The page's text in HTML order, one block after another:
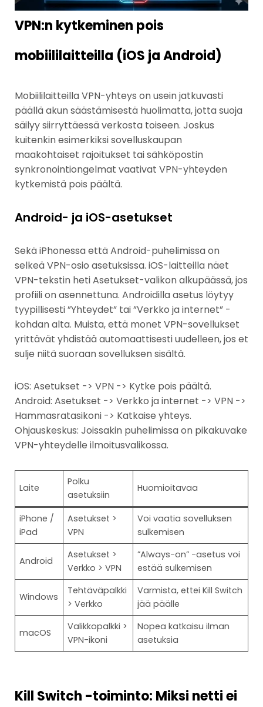
VPN:n kytkeminen pois
mobiililaitteilla (iOS ja Android)
Mobiililaitteilla VPN-yhteys on usein jatkuvasti
päällä akun säästämisestä huolimatta, jotta suoja
säilyy siirryttäessä verkosta toiseen. Joskus
kuitenkin esimerkiksi sovelluskaupan
maakohtaiset rajoitukset tai sähköpostin
synkronointiongelmat vaativat VPN-yhteyden
kytkemistä pois päältä.
Android- ja iOS-asetukset
Sekä iPhonessa että Android-puhelimissa on
selkeä VPN-osio asetuksissa. iOS-laitteilla näet
VPN-tekstin heti Asetukset-valikon alkupäässä, jos
profiili on asennettuna. Androidilla asetus löytyy
tyypillisesti ”Yhteydet” tai ”Verkko ja internet” -
kohdan alta. Muista, että monet VPN-sovellukset
yrittävät yhdistää automaattisesti uudelleen, jos et
sulje niitä suoraan sovelluksen sisältä.
iOS: Asetukset -> VPN -> Kytke pois päältä.
Android: Asetukset -> Verkko ja internet -> VPN ->
Hammasratasikoni -> Katkaise yhteys.
Ohjauskeskus: Joissakin puhelimissa on pikakuvake
VPN-yhteydelle ilmoitusvalikossa.
Laite
Polku
asetuksiin
Huomioitavaa
iPhone /
iPad
Asetukset >
VPN
Voi vaatia sovelluksen
sulkemisen
Android
Asetukset >
Verkko > VPN
”Always-on” -asetus voi
estää sulkemisen
Windows
Tehtäväpalkki
> Verkko
Varmista, ettei Kill Switch
jää päälle
macOS
Valikkopalkki >
VPN-ikoni
Nopea katkaisu ilman
asetuksia
Kill Switch -toiminto: Miksi netti ei